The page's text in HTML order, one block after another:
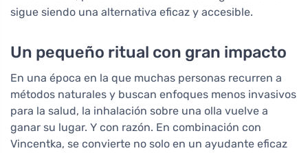
sigue siendo una alternativa eficaz y accesible.
Un pequeño ritual con gran impacto
En una época en la que muchas personas recurren a
métodos naturales y buscan enfoques menos invasivos
para la salud, la inhalación sobre una olla vuelve a
ganar su lugar. Y con razón. En combinación con
Vincentka, se convierte no solo en un ayudante eficaz